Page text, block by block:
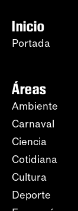
Inicio
Portada
Áreas
Ambiente
Carnaval
Ciencia
Cotidiana
Cultura
Deporte